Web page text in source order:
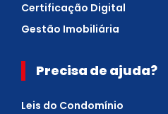
Certificação Digital
Gestão Imobiliária
Precisa de ajuda?
Leis do Condomínio